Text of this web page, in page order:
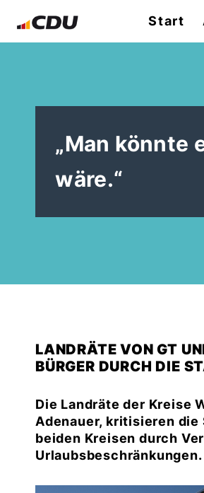
Start
Man könnte
wäre.“
LANDRÄTE VON GT
BÜRGER DURCH DIE
Die Landräte der Kreise
Adenauer, kritisieren die
beiden Kreisen durch
Urlaubsbeschränkungen.